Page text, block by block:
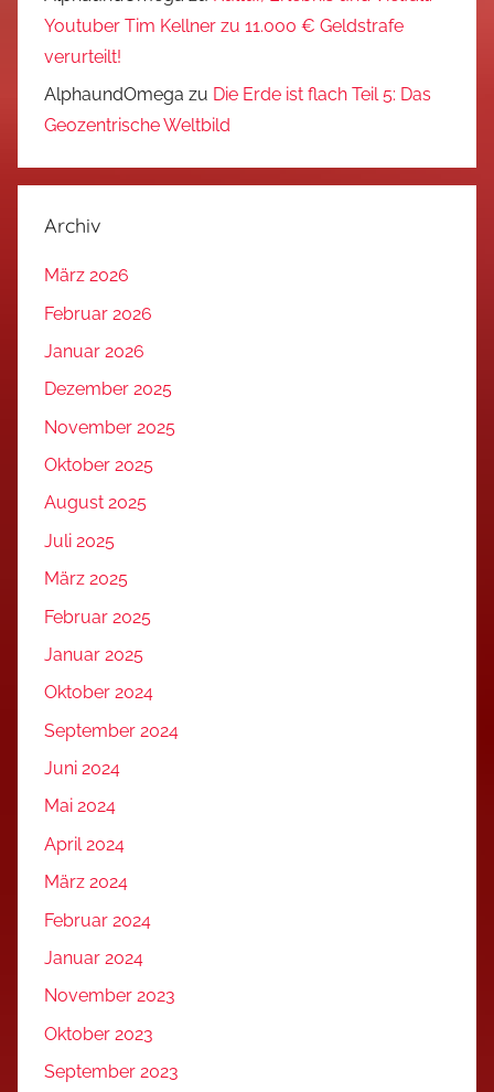
Youtuber Tim Kellner zu 11.000 € Geldstrafe
verurteilt!
AlphaundOmega zu Die Erde ist flach Teil 5: Das
Geozentrische Weltbild
Archiv
März 2026
Februar 2026
Januar 2026
Dezember 2025
November 2025
Oktober 2025
August 2025
Juli 2025
März 2025
Februar 2025
Januar 2025
Oktober 2024
September 2024
Juni 2024
Mai 2024
April 2024
März 2024
Februar 2024
Januar 2024
November 2023
Oktober 2023
September 2023